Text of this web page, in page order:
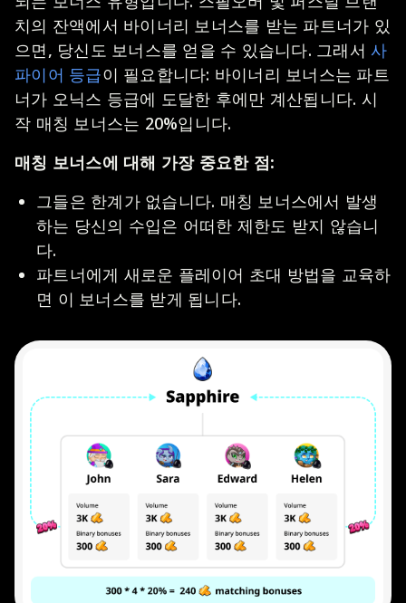
치의 잔액에서 바이너리 보너스를 받는 파트너가 있
으면, 당신도 보너스를 얻을 수 있습니다. 그래서 사
파이어 등급이 필요합니다: 바이너리 보너스는 파트
너가 오닉스 등급에 도달한 후에만 계산됩니다. 시
작 매칭 보너스는 20%입니다.
매칭 보너스에 대해 가장 중요한 점:
그들은 한계가 없습니다. 매칭 보너스에서 발생
하는 당신의 수입은 어떠한 제한도 받지 않습니
다.
파트너에게 새로운 플레이어 초대 방법을 교육하
면 이 보너스를 받게 됩니다.